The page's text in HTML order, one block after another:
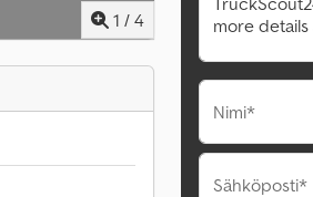
1 / 4
Nimi*
Sähköposti*